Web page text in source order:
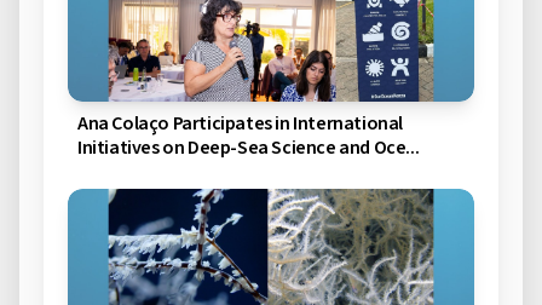
Ana Colaço Participates in International
Initiatives on Deep-Sea Science and Oce...